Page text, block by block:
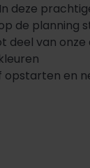
de
van
en